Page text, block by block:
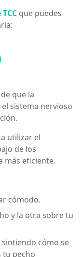
que puedes
que la
sistema nervioso
utilizar el
de los
más eficiente.
cómodo.
y la otra sobre tu
cómo se
tu pecho